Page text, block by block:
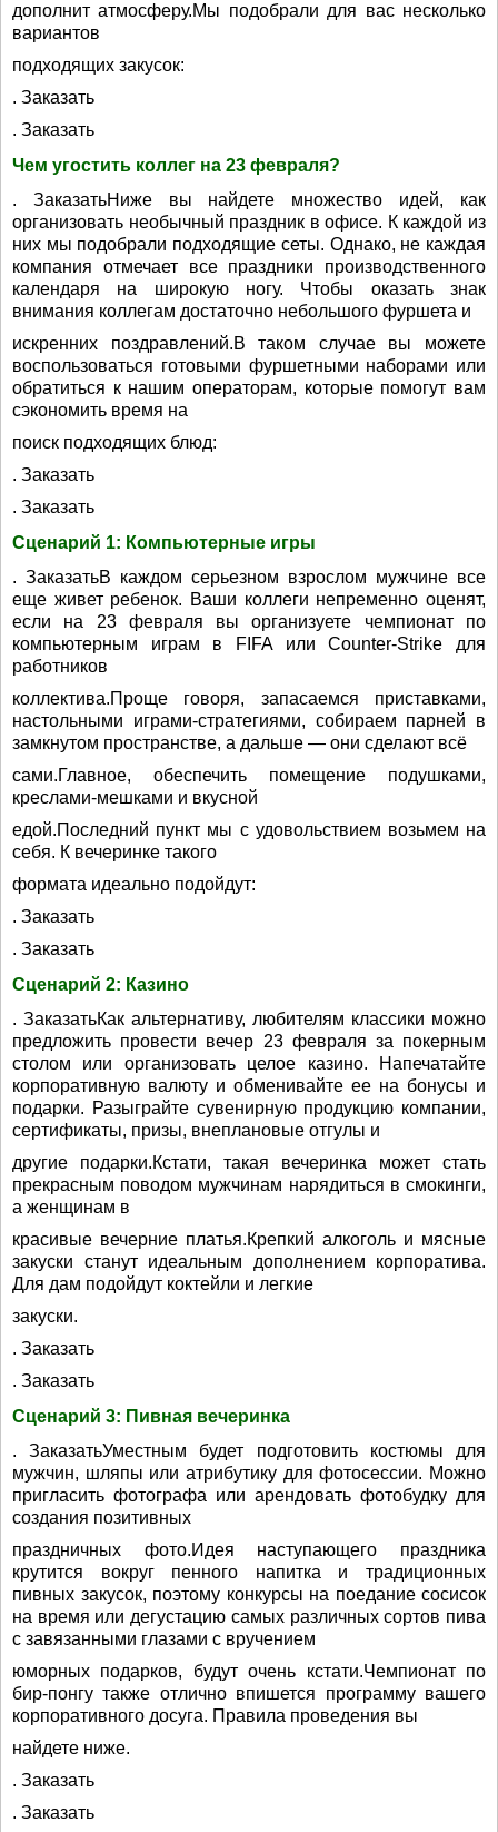
дополнит атмосферу.Мы подобрали для вас несколько
вариантов
подходящих закусок:
. Заказать
. Заказать
Чем угостить коллег на 23 февраля?
. ЗаказатьНиже вы найдете множество идей, как
организовать необычный праздник в офисе. К каждой из
них мы подобрали подходящие сеты. Однако, не каждая
компания отмечает все праздники производственного
календаря на широкую ногу. Чтобы оказать знак
внимания коллегам достаточно небольшого фуршета и
искренних поздравлений.В таком случае вы можете
воспользоваться готовыми фуршетными наборами или
обратиться к нашим операторам, которые помогут вам
сэкономить время на
поиск подходящих блюд:
. Заказать
. Заказать
Сценарий 1: Компьютерные игры
. ЗаказатьВ каждом серьезном взрослом мужчине все
еще живет ребенок. Ваши коллеги непременно оценят,
если на 23 февраля вы организуете чемпионат по
компьютерным играм в FIFA или Counter-Strike для
работников
коллектива.Проще говоря, запасаемся приставками,
настольными играми-стратегиями, собираем парней в
замкнутом пространстве, а дальше — они сделают всё
сами.Главное, обеспечить помещение подушками,
креслами-мешками и вкусной
едой.Последний пункт мы с удовольствием возьмем на
себя. К вечеринке такого
формата идеально подойдут:
. Заказать
. Заказать
Сценарий 2: Казино
. ЗаказатьКак альтернативу, любителям классики можно
предложить провести вечер 23 февраля за покерным
столом или организовать целое казино. Напечатайте
корпоративную валюту и обменивайте ее на бонусы и
подарки. Разыграйте сувенирную продукцию компании,
сертификаты, призы, внеплановые отгулы и
другие подарки.Кстати, такая вечеринка может стать
прекрасным поводом мужчинам нарядиться в смокинги,
а женщинам в
красивые вечерние платья.Крепкий алкоголь и мясные
закуски станут идеальным дополнением корпоратива.
Для дам подойдут коктейли и легкие
закуски.
. Заказать
. Заказать
Сценарий 3: Пивная вечеринка
. ЗаказатьУместным будет подготовить костюмы для
мужчин, шляпы или атрибутику для фотосессии. Можно
пригласить фотографа или арендовать фотобудку для
создания позитивных
праздничных фото.Идея наступающего праздника
крутится вокруг пенного напитка и традиционных
пивных закусок, поэтому конкурсы на поедание сосисок
на время или дегустацию самых различных сортов пива
с завязанными глазами с вручением
юморных подарков, будут очень кстати.Чемпионат по
бир-понгу также отлично впишется программу вашего
корпоративного досуга. Правила проведения вы
найдете ниже.
. Заказать
. Заказать